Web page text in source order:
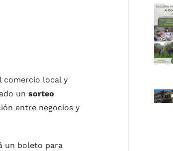
comercio local y
un sorteo
entre negocios y
un boleto para